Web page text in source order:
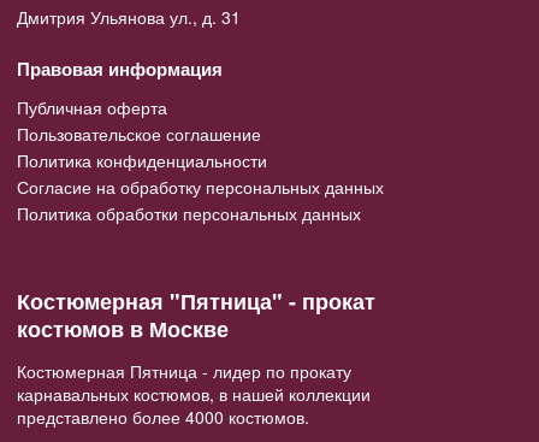
Дмитрия Ульянова ул., д. 31
Правовая информация
Публичная оферта
Пользовательское соглашение
Политика конфиденциальности
Согласие на обработку персональных данных
Политика обработки персональных данных
Костюмерная "Пятница" - прокат
костюмов в Москве
Костюмерная Пятница - лидер по прокату
карнавальных костюмов, в нашей коллекции
представлено более 4000 костюмов.